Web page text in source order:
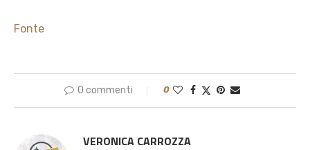
Fonte
0 commenti 0
VERONICA CARROZZA